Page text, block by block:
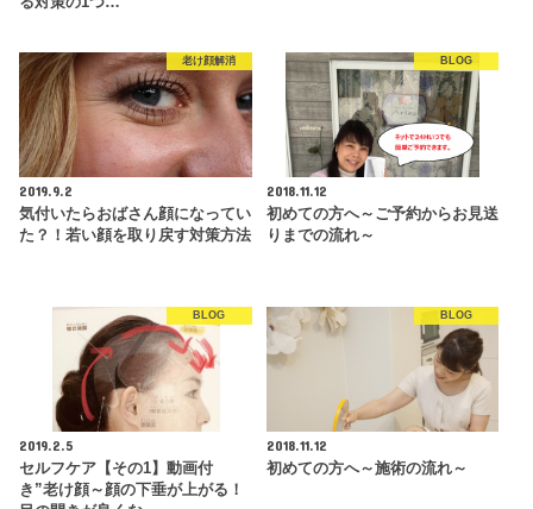
老け顔解消
2019.9.2
気付いたらおばさん顔になってい
た？！若い顔を取り戻す対策方法
BLOG
2018.11.12
初めての方へ～ご予約からお見送
りまでの流れ～
BLOG
2019.2.5
セルフケア【その1】動画付
き”老け顔～顔の下垂が上がる！
BLOG
2018.11.12
初めての方へ～施術の流れ～